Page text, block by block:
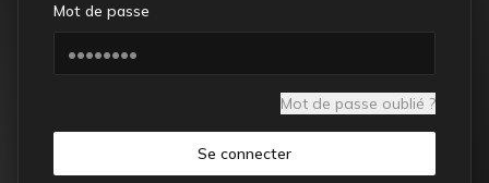
Mot de passe
Mot de passe oublié ?
Se connecter